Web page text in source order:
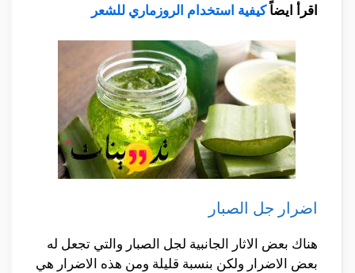
اقرأ ايضاًكيفية استخدام الروزماري للشعر
اضرار جل الصبار
هناك بعض الاثار الجانبية لجل الصبار والتي تجعل له
بعض الاضرار ولكن بنسبة قليلة ومن هذه الاضرار هي